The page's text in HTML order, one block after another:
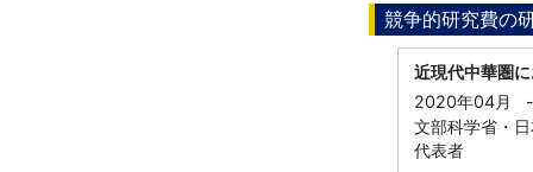
競争的研究費の
近現代中華圏
2020年04月
-
文部科学省・
代表者